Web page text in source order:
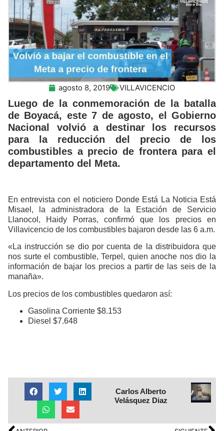
agosto 8, 2019 VILLAVICENCIO
Luego de la conmemoración de la batalla
de Boyacá, este 7 de agosto, el Gobierno
Nacional volvió a destinar los recursos
para la reducción del precio de los
combustibles a precio de frontera para el
departamento del Meta.
En entrevista con el noticiero Donde Está La Noticia Está
Misael, la administradora de la Estación de Servicio
Llanocol, Haidy Porras, confirmó que los precios en
Villavicencio de los combustibles bajaron desde las 6 a.m.
«La instrucción se dio por cuenta de la distribuidora que
nos surte el combustible, Terpel, quien anoche nos dio la
información de bajar los precios a partir de las seis de la
manaña».
Los precios de los combustibles quedaron así:
Gasolina Corriente $8.153
Diesel $7.648
Carlos Alberto
Velásquez Diaz